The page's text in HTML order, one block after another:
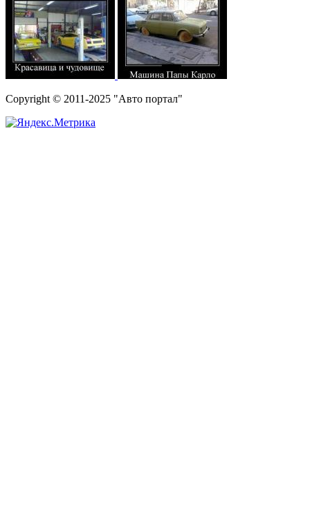
Copyright © 2011-2025 "Авто портал"